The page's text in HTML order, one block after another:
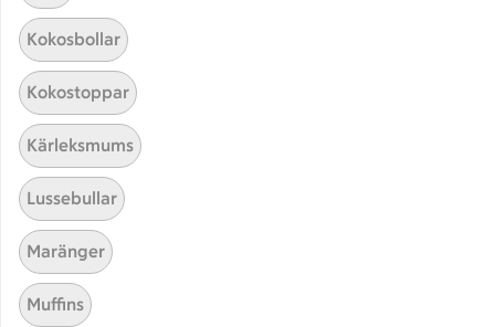
Testa att söka på något nytt, eller ta bort något av
Barn
Kokosbollar
Kokostoppar
Kärleksmums
Lussebullar
Maränger
Muffins